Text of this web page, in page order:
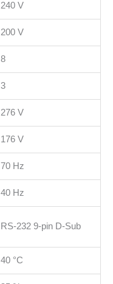
240 V
200 V
8
3
276 V
176 V
70 Hz
40 Hz
RS-232 9-pin D-Sub
40 °C